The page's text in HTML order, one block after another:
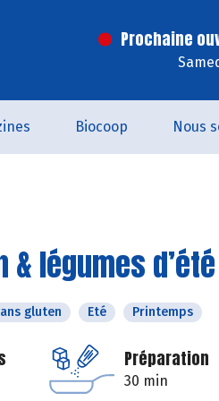
Prochaine
Biocoop
légumes
gluten Eté Printemps
Préparation
30 min